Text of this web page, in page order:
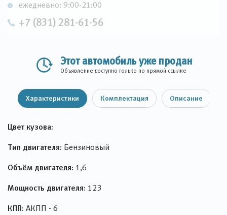
ежедневно: 9:00-21:00
+7 (831) 281-61-56
Этот автомобиль уже продан
Объявление доступно только по прямой ссылке
Характеристики Комплектация Описание
Цвет кузова:
Тип двигателя: Бензиновый
Объём двигателя: 1,6
Мощность двигателя: 123
КПП: АКПП - 6